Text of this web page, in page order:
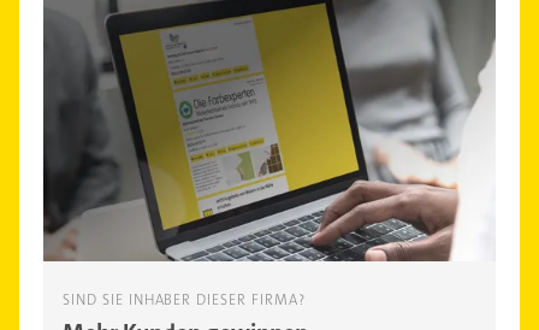
SIND SIE INHABER DIESER FIRMA?